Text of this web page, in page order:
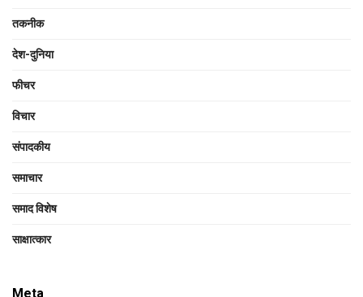
तकनीक
देश-दुनिया
फीचर
विचार
संपादकीय
समाचार
समाद विशेष
साक्षात्‍कार
Meta